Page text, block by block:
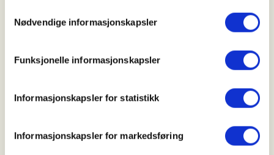
Nødvendige informasjonskapsler
Funksjonelle informasjonskapsler
Informasjonskapsler for statistikk
Informasjonskapsler for markedsføring
Praktisk erfaring med veiledning fra erfarne
Mulighet til å lære jaktteknikker og strategier
Vi vil ta med oss tre ungdommer for å gi dem en